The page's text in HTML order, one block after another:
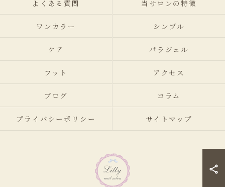
よくある質問 当サロンの特徴
ワンカラー シンプル
ケア パラジェル
フット アクセス
ブログ コラム
プライバシーポリシー サイトマップ